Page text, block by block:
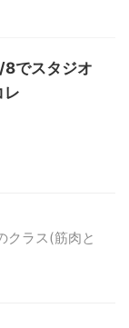
8でスタジオ
レ
ラス(筋肉と